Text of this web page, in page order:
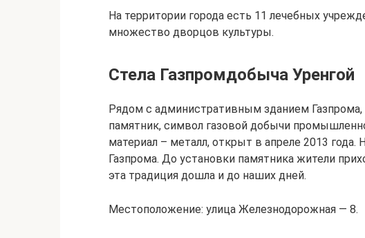
На территории города есть 11 лечебных
множество дворцов культуры.
Стела Газпромдобыча Уренгой
Рядом с административным зданием
памятник, символ газовой добычи
материал – металл, открыт в апреле 2013
Газпрома. До установки памятника жители
эта традиция дошла и до наших дней.
Местоположение: улица Железнодорожная — 8.